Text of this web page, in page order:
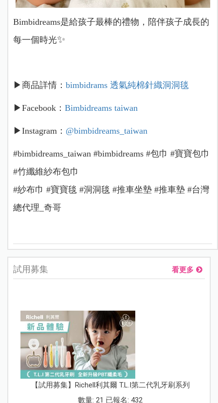
Bimbidreams是給孩子最棒的禮物，陪伴孩子成長的
每一個時光✨
▶商品詳情： bimbidrams 透氣純棉針織洞洞毯
▶Facebook： Bimbidreams taiwan
▶Instagram： @bimbidreams_taiwan
#bimbidreams_taiwan #bimbidreams #包巾 #寶寶包巾
#竹纖維紗布包巾
#紗布巾 #寶寶毯 #洞洞毯 #推車坐墊 #推車墊 #台灣
總代理_奇哥
試用募集 看更多
【試用募集】Richell利其爾 T.L.I第二代乳牙刷系列
數量: 21 已報名: 432